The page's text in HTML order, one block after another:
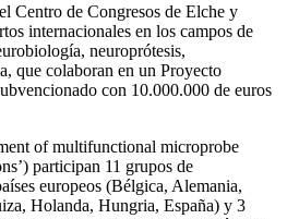
Centro de Congresos de Elche y
internacionales en los campos de
neuroprótesis,
que colaboran en un Proyecto
con 10.000.000 de euros
of multifunctional microprobe
participan 11 grupos de
europeos (Bélgica, Alemania,
Holanda, Hungria, España) y 3